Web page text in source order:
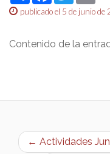
publicado el 5 de junio de
Contenido de la
← Actividades